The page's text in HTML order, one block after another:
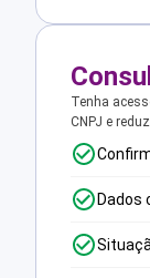
Tenha
CNPJ e
Dados